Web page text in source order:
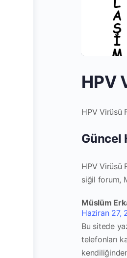
HPV
HPV Virüsü
Güncel
HPV Virüsü
siğil forum,
Müslüm
Haziran 27,
Bu sitede
telefonları